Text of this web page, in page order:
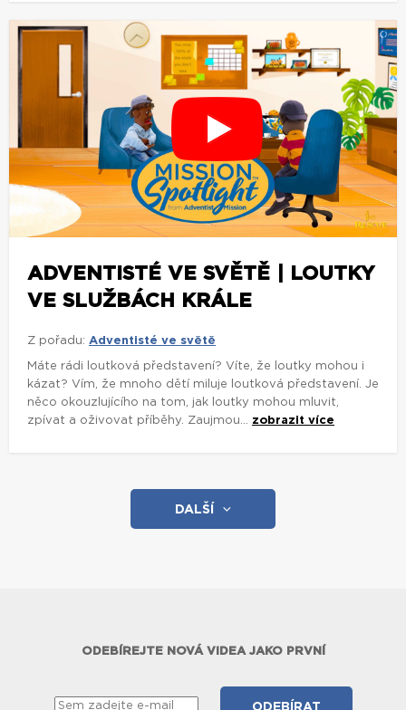
ADVENTISTÉ VE SVĚTĚ | LOUTKY
VE SLUŽBÁCH KRÁLE
Z pořadu: Adventisté ve světě
Máte rádi loutková představení? Víte, že loutky mohou i
kázat? Vím, že mnoho dětí miluje loutková představení. Je
něco okouzlujícího na tom, jak loutky mohou mluvit,
zpívat a oživovat příběhy. Zaujmou... zobrazit více
DALŠÍ
ODEBÍREJTE NOVÁ VIDEA JAKO PRVNÍ